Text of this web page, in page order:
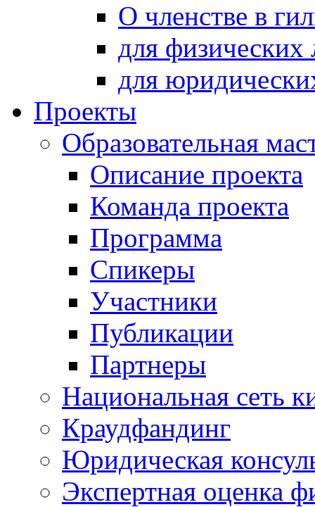
О членстве в
для физических
для
Проекты
Образовательная
Описание проекта
Команда проекта
Программа
Спикеры
Участники
Публикации
Партнеры
Национальная сеть
Краудфандинг
Юридическая
Экспертная оценка